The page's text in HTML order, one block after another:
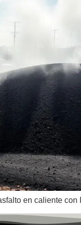
en caliente